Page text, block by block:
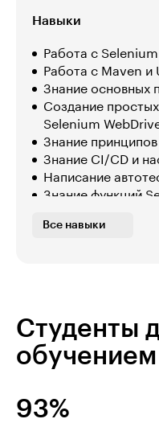
Навыки
Работа с Selenium
Работа с Maven и
Знание основных
Создание
Selenium
Знание
Знание CI/CD и
Написание
Знание функций
Работа с Git
Все навыки
Студенты
обучением
93%